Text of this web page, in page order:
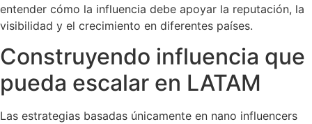
entender cómo la influencia debe apoyar la reputación, la
visibilidad y el crecimiento en diferentes países.
Construyendo influencia que
pueda escalar en LATAM
Las estrategias basadas únicamente en nano influencers